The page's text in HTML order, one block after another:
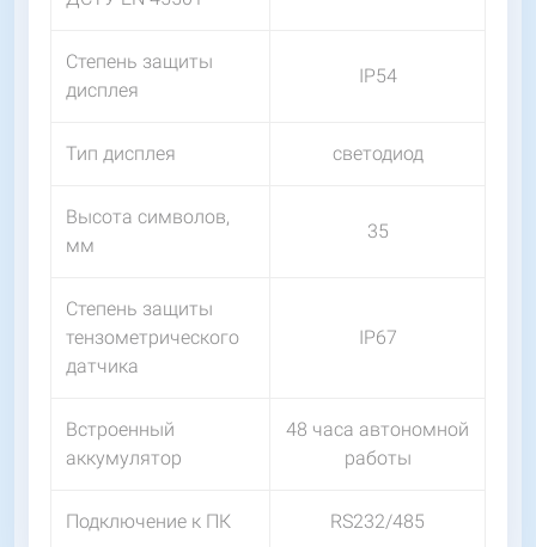
Степень защиты
дисплея
IP54
Тип дисплея светодиод
Высота символов,
мм
35
Степень защиты
тензометрического
датчика
IP67
Встроенный
аккумулятор
48 часа автономной
работы
Подключение к ПК RS232/485